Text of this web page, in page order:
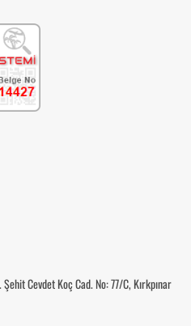
Cevdet Koç Cad. No: 77/C, Kırkpınar